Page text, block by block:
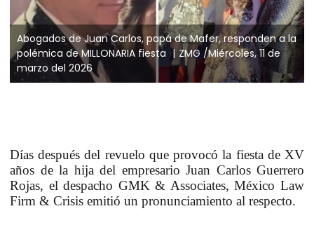
Abogados de Juan Carlos, papá de Mafer, responden a la
polémica de MILLONARIA fiesta
ZMG /Miércoles, 11 de
marzo del 2026
Días después del revuelo que provocó la fiesta de XV
años de la hija del empresario Juan Carlos Guerrero
Rojas, el despacho GMK & Associates, México Law
Firm & Crisis emitió un pronunciamiento al respecto.